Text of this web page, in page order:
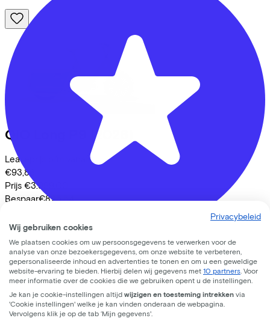
Fietsvoordeelshop - Winkel Zeist
De Clomp 3212
3704 KB Zeist
QIO (2026)
Leaseprijs p/m vanaf
€93,86
Prijs €3.999,00
Bespaar€825,54
Lease a Bike
Over ons
Onze collega's
Vacatures
Stages
Contact
Nieuws
Privacybeleid
Wij gebruiken cookies
We plaatsen cookies om uw persoonsgegevens te verwerken voor de
analyse van onze bezoekersgegevens, om onze website te verbeteren,
gepersonaliseerde inhoud en advertenties te tonen en om u een geweldige
website-ervaring te bieden. Hierbij delen wij gegevens met 10 partners . Voor
meer informatie over de cookies die we gebruiken opent u de instellingen.
Je kan je cookie-instellingen altijd wijzigen en toesteming intrekken via
'Cookie instellingen' welke je kan vinden onderaan de webpagina.
Vervolgens klik je op de tab ‘Mijn gegevens'.